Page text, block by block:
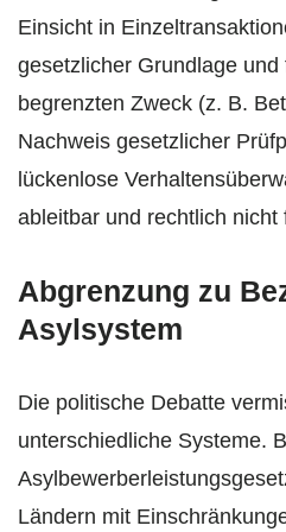
Einsicht in
gesetzlicher Grundlage und
begrenzten Zweck (z. B.
Nachweis gesetzlicher
lückenlose
ableitbar und rechtlich nicht
Abgrenzung zu
Asylsystem
Die politische Debatte
unterschiedliche Systeme.
Ländern mit